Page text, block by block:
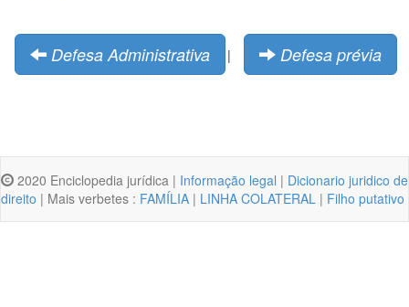
Defesa Administrativa | Defesa prévia
2020 Enciclopedia jurídica | Informação legal | Dicionario juridico de
direito | Mais verbetes : FAMÍLIA | LINHA COLATERAL | Filho putativo